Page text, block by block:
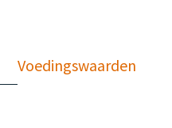
Voedingswaarden